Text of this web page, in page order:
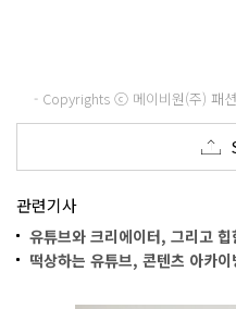
- Copyrights ⓒ 메이비원(주) 패
관련기사
유튜브와 크리에이터, 그리고
떡상하는 유튜브, 콘텐츠 아카